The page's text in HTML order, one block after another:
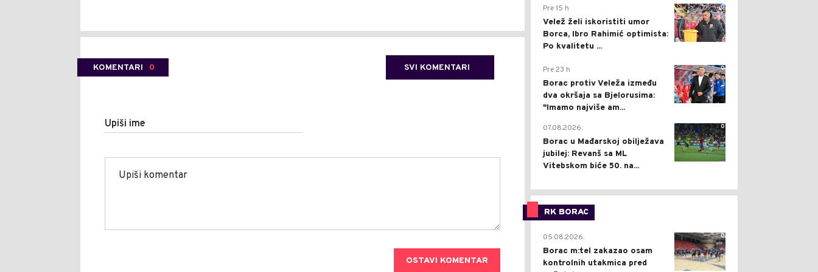
KOMENTARI 0 SVI KOMENTARI
Upiši ime
OSTAVI KOMENTAR
0
Pre 15 h
Velež želi iskoristiti umor
Borca, Ibro Rahimić optimista:
Po kvalitetu ...
0
Pre 23 h
Borac protiv Veleža između
dva okršaja sa Bjelorusima:
"Imamo najviše am...
0
07.08.2026.
Borac u Mađarskoj obilježava
jubilej: Revanš sa ML
Vitebskom biće 50. na...
RK BORAC
0
05.08.2026.
Borac m:tel zakazao osam
kontrolnih utakmica pred